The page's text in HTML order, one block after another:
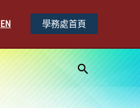
EN 學務處首頁
搜
尋